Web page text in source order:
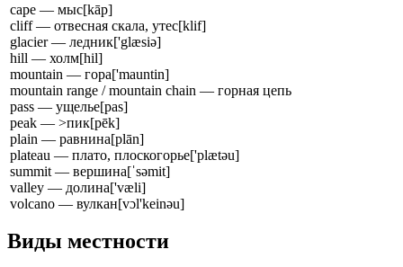
cape — мыс[kāp]
cliff — отвесная скала, утес[klif]
glacier — ледник['glæsiə]
hill — холм[hil]
mountain — гора['mauntin]
mountain range / mountain chain — горная цепь
pass — ущелье[pas]
peak — >пик[pēk]
plain — равнина[plān]
plateau — плато, плоскогорье['plætəu]
summit — вершина[ˈsəmit]
valley — долина['væli]
volcano — вулкан[vɔl'keinəu]
Виды местности